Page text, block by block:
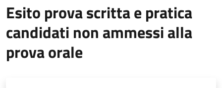
Esito prova scritta e pratica
candidati non ammessi alla
prova orale